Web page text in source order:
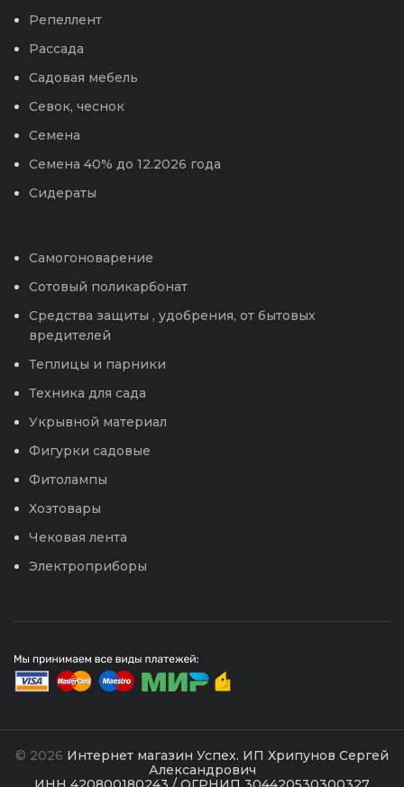
Репеллент
Рассада
Садовая мебель
Севок, чеснок
Семена
Семена 40% до 12.2026 года
Сидераты
Самогоноварение
Сотовый поликарбонат
Средства защиты , удобрения, от бытовых
вредителей
Теплицы и парники
Техника для сада
Укрывной материал
Фигурки садовые
Фитолампы
Хозтовары
Чековая лента
Электроприборы
© 2026 Интернет магазин Успех. ИП Хрипунов Сергей
Александрович